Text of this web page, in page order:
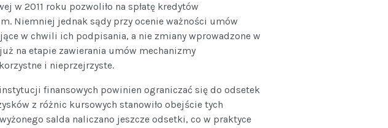
w 2011 roku pozwoliło na spłatę kredytów
Niemniej jednak sądy przy ocenie ważności umów
w chwili ich podpisania, a nie zmiany wprowadzone w
na etapie zawierania umów mechanizmy
i nieprzejrzyste.
finansowych powinien ograniczać się do odsetek
z różnic kursowych stanowiło obejście tych
salda naliczano jeszcze odsetki, co w praktyce